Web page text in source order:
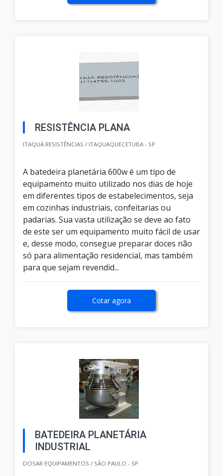
RESISTÊNCIA PLANA
ITAQUÁ RESISTÊNCIAS / ITAQUAQUECETUBA - SP
A batedeira planetária 600w é um tipo de
equipamento muito utilizado nos dias de hoje
em diferentes tipos de estabelecimentos, seja
em cozinhas industriais, confeitarias ou
padarias. Sua vasta utilização se deve ao fato
de este ser um equipamento muito fácil de usar
e, desse modo, consegue preparar doces não
só para alimentação residencial, mas também
para que sejam revendid...
Cotar agora
BATEDEIRA PLANETÁRIA
INDUSTRIAL
DOSAR EQUIPAMENTOS / SÃO PAULO - SP